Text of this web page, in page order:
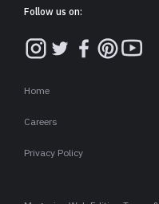
Follow us on:
Home
Careers
Privacy Policy